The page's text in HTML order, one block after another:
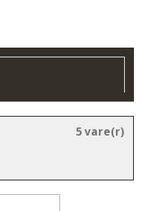
5 vare(r)